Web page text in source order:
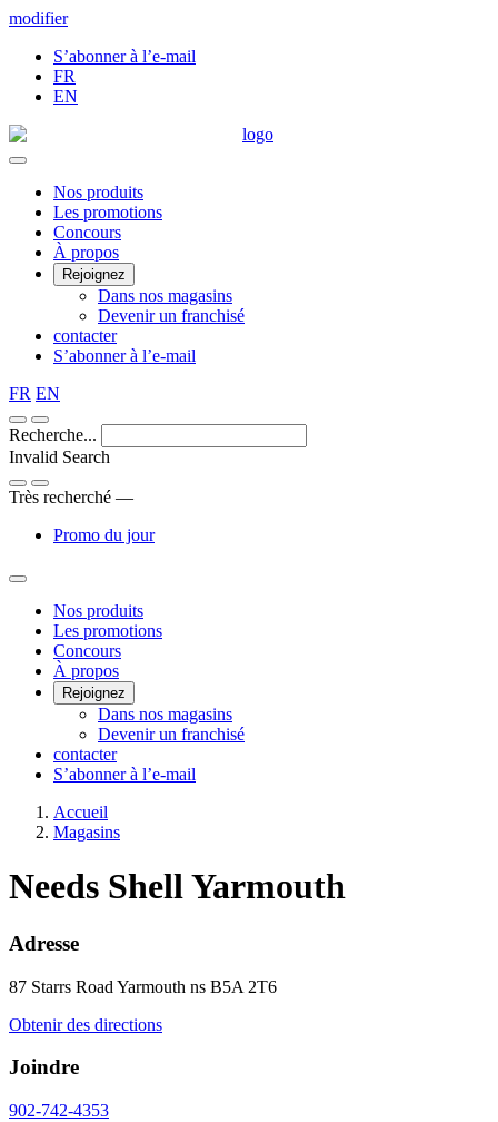
Skip
Content
modifier
S’abonner à l’e-mail
FR
EN
Main
Menu
Nos produits
Les promotions
Concours
À propos
Rejoignez
Dans nos magasins
Devenir un franchisé
contacter
S’abonner à l’e-mail
FR EN
Recherche...
Invalid Search
Submit
Très recherché —
Promo du jour
Main
Menu
Nos produits
Les promotions
Concours
À propos
Rejoignez
Dans nos magasins
Devenir un franchisé
contacter
S’abonner à l’e-mail
Accueil
Magasins
Needs Shell Yarmouth
Adresse
87 Starrs Road Yarmouth ns B5A 2T6
Obtenir des directions
Joindre
902-742-4353